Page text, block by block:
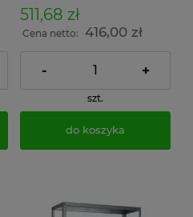
dokumenty w archiwum i
do magazynu
511,68 zł
Cena netto: 416,00 zł
- +
szt.
do koszyka